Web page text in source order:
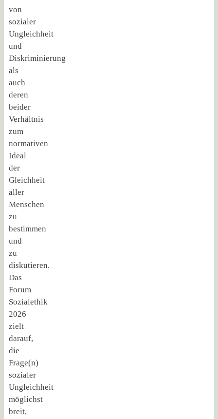
von
sozialer
Ungleichheit
und
Diskriminierung
als
auch
deren
beider
Verhältnis
zum
normativen
Ideal
der
Gleichheit
aller
Menschen
zu
bestimmen
und
zu
diskutieren.
Das
Forum
Sozialethik
2026
zielt
darauf,
die
Frage(n)
sozialer
Ungleichheit
möglichst
breit,